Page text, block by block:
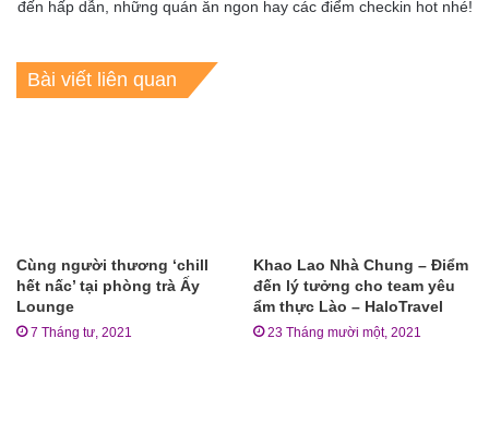
đến hấp dẫn, những quán ăn ngon hay các điểm checkin hot nhé!
Bài viết liên quan
Cùng người thương ‘chill
hết nấc’ tại phòng trà Ấy
Lounge
7 Tháng tư, 2021
Khao Lao Nhà Chung – Điểm
đến lý tưởng cho team yêu
ẩm thực Lào – HaloTravel
23 Tháng mười một, 2021